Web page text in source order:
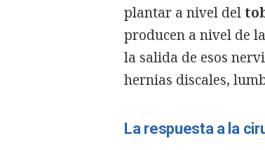
plantar a nivel del
producen a nivel de la
la salida de esos
hernias discales,
La respuesta a la